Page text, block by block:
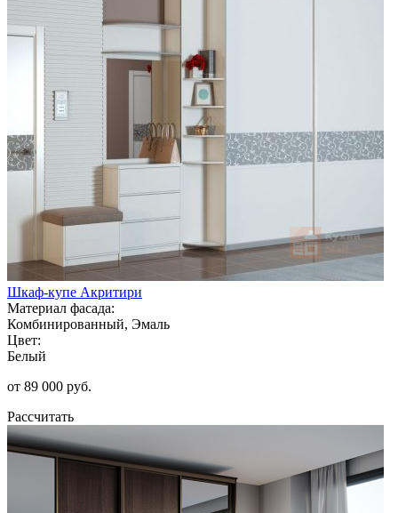
Шкаф-купе Акритири
Материал фасада:
Комбинированный, Эмаль
Цвет:
Белый
от 89 000 руб.
Рассчитать